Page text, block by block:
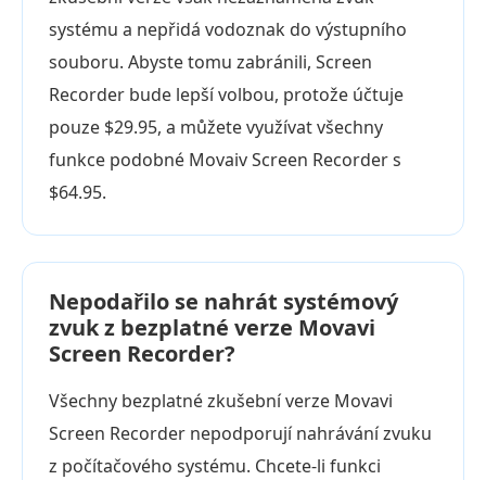
systému a nepřidá vodoznak do výstupního
souboru. Abyste tomu zabránili, Screen
Recorder bude lepší volbou, protože účtuje
pouze $29.95, a můžete využívat všechny
funkce podobné Movaiv Screen Recorder s
$64.95.
Nepodařilo se nahrát systémový
zvuk z bezplatné verze Movavi
Screen Recorder?
Všechny bezplatné zkušební verze Movavi
Screen Recorder nepodporují nahrávání zvuku
z počítačového systému. Chcete-li funkci